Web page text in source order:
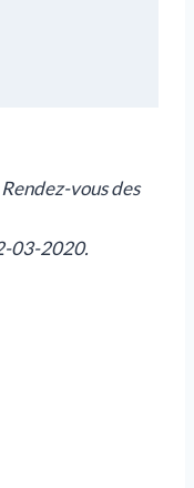
vous des
03-2020.